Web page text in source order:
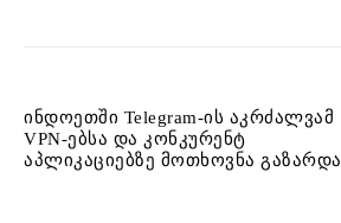
ინდოეთში Telegram-ის აკრძალვამ
VPN-ებსა და კონკურენტ
აპლიკაციებზე მოთხოვნა გაზარდა